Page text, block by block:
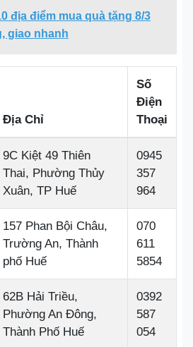
địa điểm mua quà tặng 8/3
giao nhanh
Địa Chỉ
Số
Điện
Thoại
9C Kiệt 49 Thiên
Thai, Phường Thủy
Xuân, TP Huế
0945
357
964
157 Phan Bội Châu,
Trường An, Thành
phố Huế
070
611
5854
62B Hải Triều,
Phường An Đông,
Thành Phố Huế
0392
587
054